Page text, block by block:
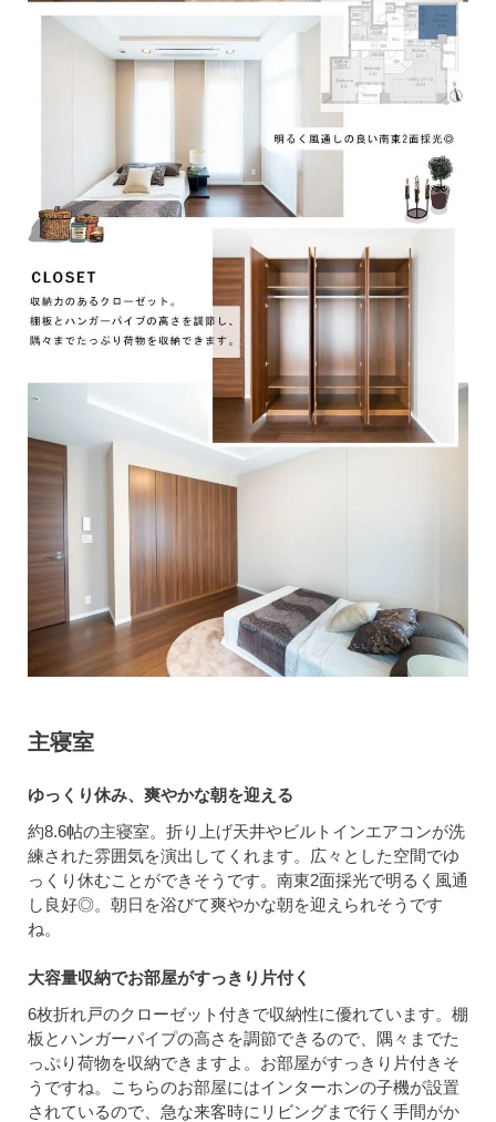
主寝室
ゆっくり休み、爽やかな朝を迎える
約8.6帖の主寝室。折り上げ天井やビルトインエアコンが洗
練された雰囲気を演出してくれます。広々とした空間でゆ
っくり休むことができそうです。南東2面採光で明るく風通
し良好◎。朝日を浴びて爽やかな朝を迎えられそうです
ね。
大容量収納でお部屋がすっきり片付く
6枚折れ戸のクローゼット付きで収納性に優れています。棚
板とハンガーパイプの高さを調節できるので、隅々までた
っぷり荷物を収納できますよ。お部屋がすっきり片付きそ
うですね。こちらのお部屋にはインターホンの子機が設置
されているので、急な来客時にリビングまで行く手間がか